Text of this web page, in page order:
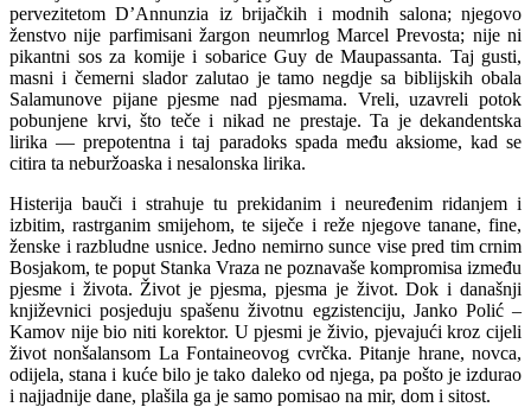
pervezitetom D’Annunzia iz brijačkih i modnih salona; njegovo
ženstvo nije parfimisani žargon neumrlog Marcel Prevosta; nije ni
pikantni sos za komije i sobarice Guy de Maupassanta. Taj gusti,
masni i čemerni slador zalutao je tamo negdje sa biblijskih obala
Salamunove pijane pjesme nad pjesmama. Vreli, uzavreli potok
pobunjene krvi, što teče i nikad ne prestaje. Ta je dekandentska
lirika — prepotentna i taj paradoks spada među aksiome, kad se
citira ta neburžoaska i nesalonska lirika.
Histerija bauči i strahuje tu prekidanim i neuređenim ridanjem i
izbitim, rastrganim smijehom, te siječe i reže njegove tanane, fine,
ženske i razbludne usnice. Jedno nemirno sunce vise pred tim crnim
Bosjakom, te poput Stanka Vraza ne poznavaše kompromisa između
pjesme i života. Život je pjesma, pjesma je život. Dok i današnji
književnici posjeduju spašenu životnu egzistenciju, Janko Polić –
Kamov nije bio niti korektor. U pjesmi je živio, pjevajući kroz cijeli
život nonšalansom La Fontaineovog cvrčka. Pitanje hrane, novca,
odijela, stana i kuće bilo je tako daleko od njega, pa pošto je izdurao
i najjadnije dane, plašila ga je samo pomisao na mir, dom i sitost.